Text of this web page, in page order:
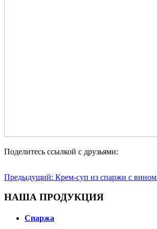
Поделитесь ссылкой с друзьями:
Предыдущий: Крем-суп из спаржи с вином
НАША ПРОДУКЦИЯ
Спаржа